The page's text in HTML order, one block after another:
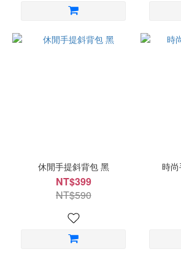
休閒手提斜背包 黑
NT$399
NT$590
時